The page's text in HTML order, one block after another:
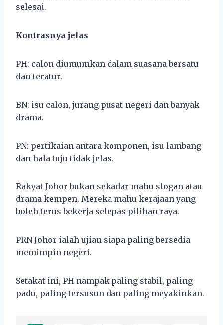
selesai.
Kontrasnya jelas
PH: calon diumumkan dalam suasana bersatu
dan teratur.
BN: isu calon, jurang pusat-negeri dan banyak
drama.
PN: pertikaian antara komponen, isu lambang
dan hala tuju tidak jelas.
Rakyat Johor bukan sekadar mahu slogan atau
drama kempen. Mereka mahu kerajaan yang
boleh terus bekerja selepas pilihan raya.
PRN Johor ialah ujian siapa paling bersedia
memimpin negeri.
Setakat ini, PH nampak paling stabil, paling
padu, paling tersusun dan paling meyakinkan.